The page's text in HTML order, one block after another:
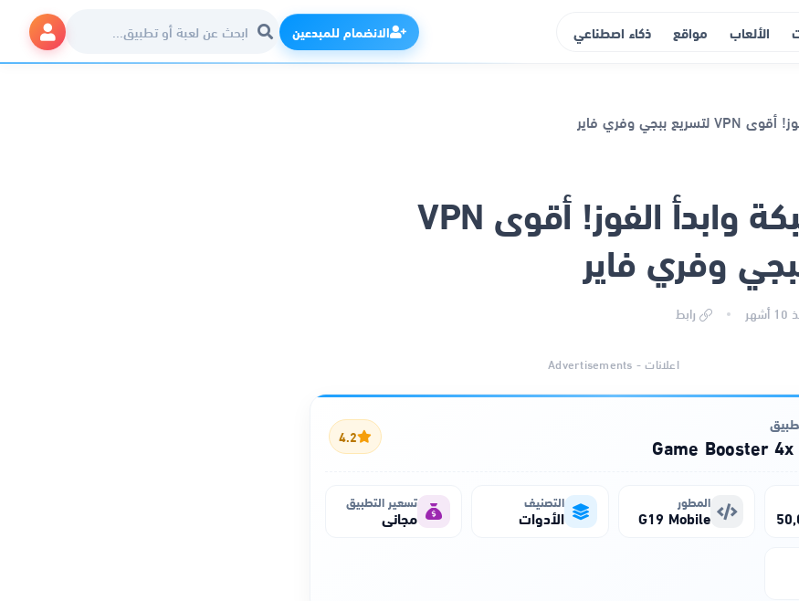
الألعاب مواقع ذكاء اصطناعي الانضمام للمبدعين
ثبّت الشبكة وابدأ الفوز! أقوى VPN
وفري فاير
رابط
اعلانات - Advertisements
Game Booster
4.2
المطور
G19 Mobile
التصنيف
الأدوات
تسعير التطبيق
مجاني